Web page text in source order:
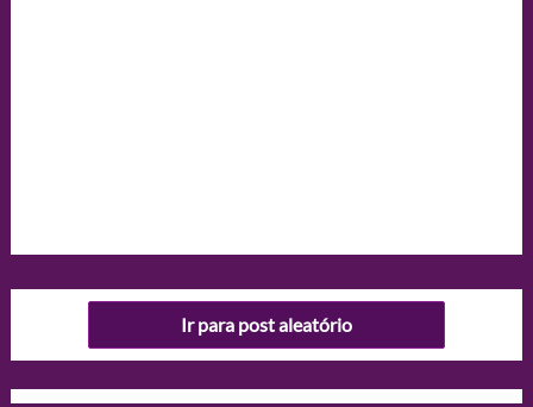
Ir para post aleatório